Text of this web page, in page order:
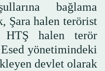
bağlama
Şara halen terörist
HTŞ halen terör
yönetimindeki
devlet olarak